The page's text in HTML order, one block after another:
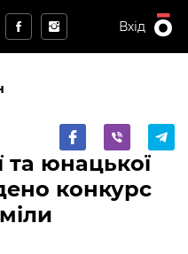
Вхід
та юнацької
конкурс